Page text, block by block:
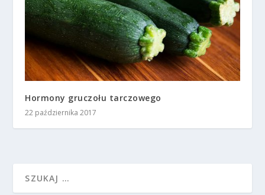
Hormony gruczołu tarczowego
22 października 2017